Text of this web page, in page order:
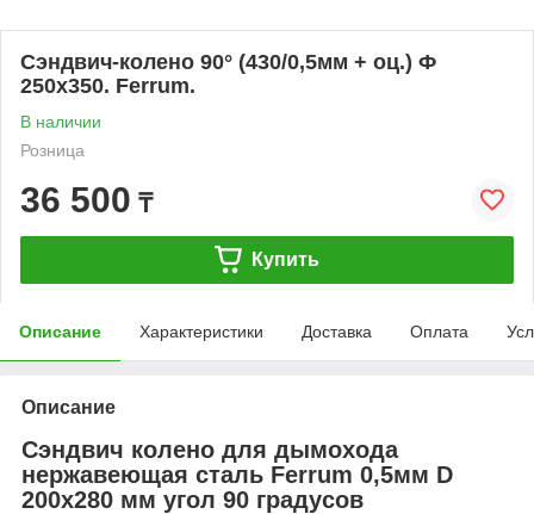
Сэндвич-колено 90° (430/0,5мм + оц.) Ф
250х350. Ferrum.
В наличии
Розница
36 500 ₸
Купить
Описание Характеристики Доставка Оплата
Описание
Сэндвич колено для дымохода
нержавеющая сталь Ferrum 0,5мм D
200х280 мм угол 90 градусов